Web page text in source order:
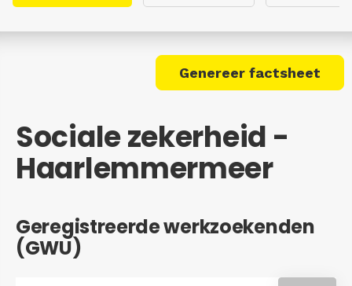
Genereer factsheet
Sociale zekerheid -
Haarlemmermeer
Geregistreerde werkzoekenden
(GWU)